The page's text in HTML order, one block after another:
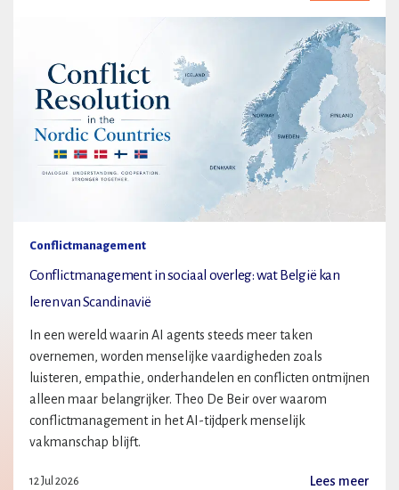
Conflictmanagement
Conflictmanagement in sociaal overleg: wat België kan
leren van Scandinavië
In een wereld waarin AI agents steeds meer taken
overnemen, worden menselijke vaardigheden zoals
luisteren, empathie, onderhandelen en conflicten ontmijnen
alleen maar belangrijker. Theo De Beir over waarom
conflictmanagement in het AI-tijdperk menselijk
vakmanschap blijft.
12 Jul 2026 Lees meer